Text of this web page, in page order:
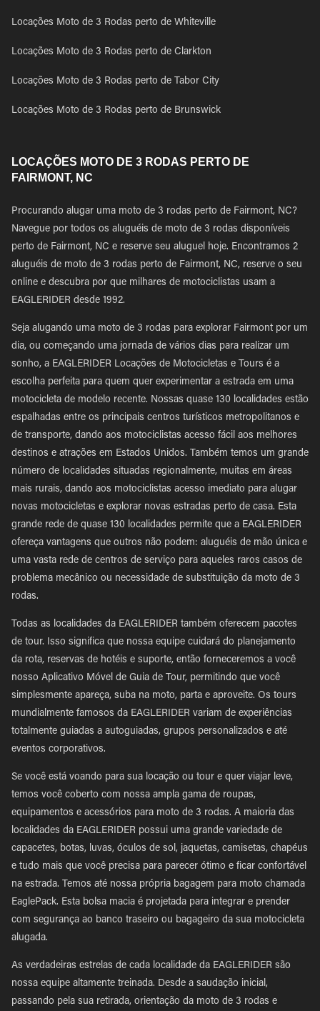
Locações Moto de 3 Rodas perto de Whiteville
Locações Moto de 3 Rodas perto de Clarkton
Locações Moto de 3 Rodas perto de Tabor City
Locações Moto de 3 Rodas perto de Brunswick
LOCAÇÕES MOTO DE 3 RODAS PERTO DE
FAIRMONT, NC
Procurando alugar uma moto de 3 rodas perto de Fairmont, NC?
Navegue por todos os aluguéis de moto de 3 rodas disponíveis
perto de Fairmont, NC e reserve seu aluguel hoje. Encontramos 2
aluguéis de moto de 3 rodas perto de Fairmont, NC, reserve o seu
online e descubra por que milhares de motociclistas usam a
EAGLERIDER desde 1992.
Seja alugando uma moto de 3 rodas para explorar Fairmont por um
dia, ou começando uma jornada de vários dias para realizar um
sonho, a EAGLERIDER Locações de Motocicletas e Tours é a
escolha perfeita para quem quer experimentar a estrada em uma
motocicleta de modelo recente. Nossas quase 130 localidades estão
espalhadas entre os principais centros turísticos metropolitanos e
de transporte, dando aos motociclistas acesso fácil aos melhores
destinos e atrações em Estados Unidos. Também temos um grande
número de localidades situadas regionalmente, muitas em áreas
mais rurais, dando aos motociclistas acesso imediato para alugar
novas motocicletas e explorar novas estradas perto de casa. Esta
grande rede de quase 130 localidades permite que a EAGLERIDER
ofereça vantagens que outros não podem: aluguéis de mão única e
uma vasta rede de centros de serviço para aqueles raros casos de
problema mecânico ou necessidade de substituição da moto de 3
rodas.
Todas as localidades da EAGLERIDER também oferecem pacotes
de tour. Isso significa que nossa equipe cuidará do planejamento
da rota, reservas de hotéis e suporte, então forneceremos a você
nosso Aplicativo Móvel de Guia de Tour, permitindo que você
simplesmente apareça, suba na moto, parta e aproveite. Os tours
mundialmente famosos da EAGLERIDER variam de experiências
totalmente guiadas a autoguiadas, grupos personalizados e até
eventos corporativos.
Se você está voando para sua locação ou tour e quer viajar leve,
temos você coberto com nossa ampla gama de roupas,
equipamentos e acessórios para moto de 3 rodas. A maioria das
localidades da EAGLERIDER possui uma grande variedade de
capacetes, botas, luvas, óculos de sol, jaquetas, camisetas, chapéus
e tudo mais que você precisa para parecer ótimo e ficar confortável
na estrada. Temos até nossa própria bagagem para moto chamada
EaglePack. Esta bolsa macia é projetada para integrar e prender
com segurança ao banco traseiro ou bagageiro da sua motocicleta
alugada.
As verdadeiras estrelas de cada localidade da EAGLERIDER são
nossa equipe altamente treinada. Desde a saudação inicial,
passando pela sua retirada, orientação da moto de 3 rodas e